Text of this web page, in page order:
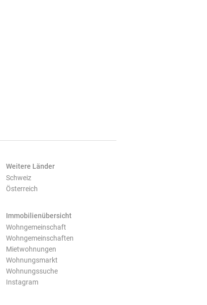
Weitere Länder
Schweiz
Österreich
Immobilienübersicht
Wohngemeinschaft
Wohngemeinschaften
Mietwohnungen
Wohnungsmarkt
Wohnungssuche
Instagram